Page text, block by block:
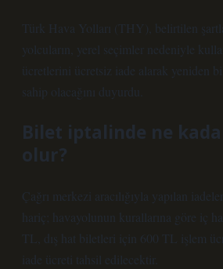
Türk Hava Yolları (THY), belirtilen
yolcuların, yerel seçimler nedeniyle
ücretlerini ücretsiz iade alarak yeniden
sahip olacağını duyurdu.
Bilet iptalinde ne
olur?
Çağrı merkezi aracılığıyla yapılan
hariç; havayolunun kurallarına göre iç
TL, dış hat biletleri için 600 TL işlem
iade ücreti tahsil edilecektir.